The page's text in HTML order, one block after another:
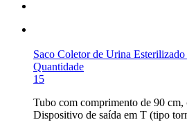
Saco Coletor de Urina
Quantidade
1 5
Tubo com comprimento de 90
Dispositivo de saída em T (tipo